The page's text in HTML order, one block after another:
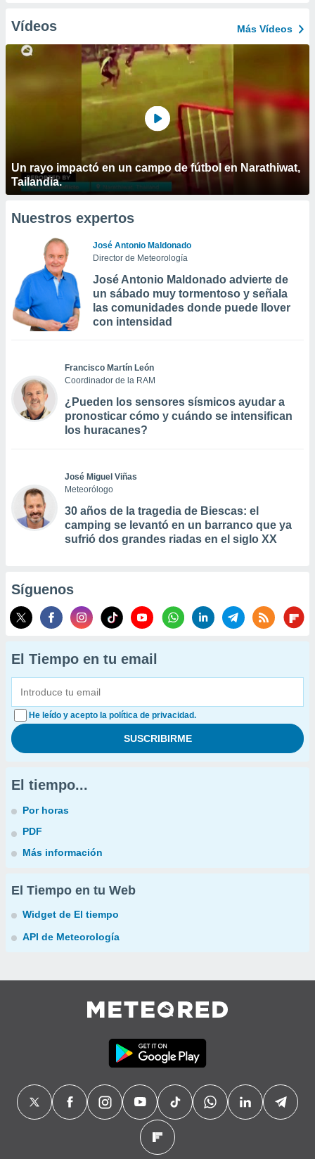
Vídeos Más Vídeos
Un rayo impactó en un campo de fútbol en Narathiwat,
Tailandia.
Nuestros expertos
José Antonio Maldonado
Director de Meteorología
José Antonio Maldonado advierte de
un sábado muy tormentoso y señala
las comunidades donde puede llover
con intensidad
Francisco Martín León
Coordinador de la RAM
¿Pueden los sensores sísmicos ayudar a
pronosticar cómo y cuándo se intensifican
los huracanes?
José Miguel Viñas
Meteorólogo
30 años de la tragedia de Biescas: el
camping se levantó en un barranco que ya
sufrió dos grandes riadas en el siglo XX
Síguenos
El Tiempo en tu email
He leído y acepto la política de privacidad.
El tiempo...
Por horas
PDF
Más información
El Tiempo en tu Web
Widget de El tiempo
API de Meteorología